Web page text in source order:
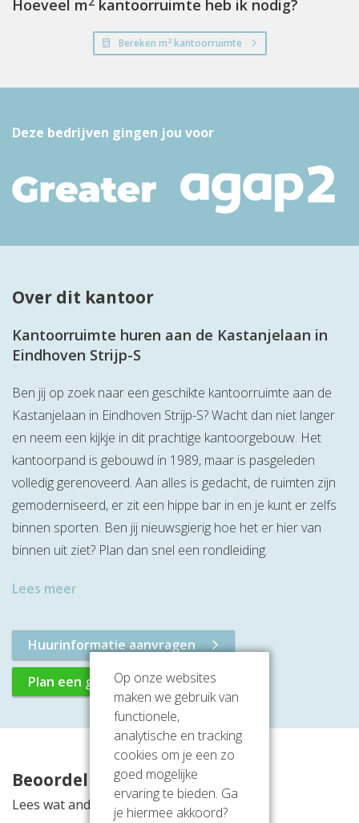
Hoeveel m kantoorruimte heb ik nodig?
Bereken m2kantoorruimte
Deze bedrijven gingen jou voor
Over dit kantoor
Kantoorruimte huren aan de Kastanjelaan in
Eindhoven Strijp-S
Ben jij op zoek naar een geschikte kantoorruimte aan de
Kastanjelaan in Eindhoven Strijp-S? Wacht dan niet langer
en neem een kijkje in dit prachtige kantoorgebouw. Het
kantoorpand is gebouwd in 1989, maar is pasgeleden
volledig gerenoveerd. Aan alles is gedacht, de ruimten zijn
gemoderniseerd, er zit een hippe bar in en je kunt er zelfs
binnen sporten. Ben jij nieuwsgierig hoe het er hier van
binnen uit ziet? Plan dan snel een rondleiding.
Lees meer
Huurinformatie aanvragen
Plan een gratis rondleiding
Beoordelingen
Lees wat anderen vinden van deze locatie
Op onze websites
maken we gebruik van
functionele,
analytische en tracking
cookies om je een zo
goed mogelijke
ervaring te bieden. Ga
je hiermee akkoord?